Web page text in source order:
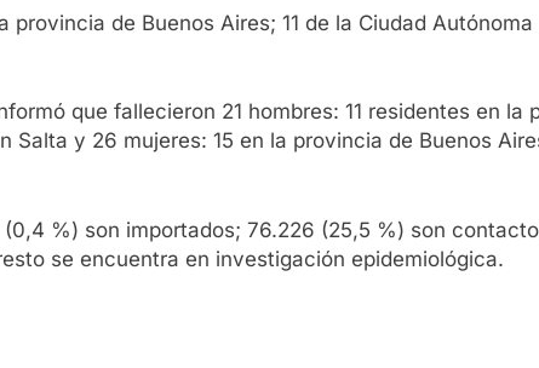
provincia de Buenos Aires; 11 de la Ciudad
que fallecieron 21 hombres: 11 residentes en
Salta y 26 mujeres: 15 en la provincia de Buenos
(0,4 %) son importados; 76.226 (25,5 %) son
se encuentra en investigación epidemiológica.